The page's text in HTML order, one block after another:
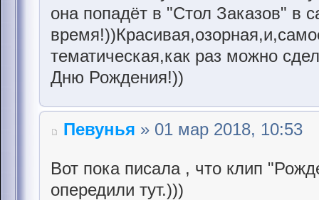
она попадёт в "Стол Заказов" в
тематическая,как раз можно
Дню Рождения!))
Певунья » 01 мар 2018, 10:53
Вот пока писала , что клип
опередили тут.)))